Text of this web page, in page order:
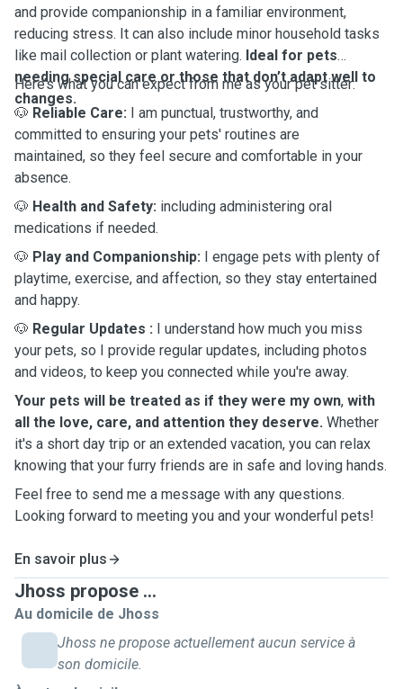
and provide companionship in a familiar environment,
reducing stress. It can also include minor household tasks
like mail collection or plant watering. Ideal for pets
needing special care or those that don’t adapt well to
changes.
Here’s what you can expect from me as your pet sitter:
🐶 Reliable Care: I am punctual, trustworthy, and
committed to ensuring your pets' routines are
maintained, so they feel secure and comfortable in your
absence.
🐶 Health and Safety:
medications if needed.
🐶 Play and Companionship: I engage pets with plenty of
playtime, exercise, and affection, so they stay entertained
and happy.
🐶 Regular Updates : I understand how much you miss
your pets, so I provide regular updates, including photos
and videos, to keep you connected while you're away.
Your pets will be treated as if they were my own, with
all the love, care, and attention they deserve. Whether
it's a short day trip or an extended vacation, you can relax
knowing that your furry friends are in safe and loving hands.
Feel free to send me a message with any questions.
Looking forward to meeting you and your wonderful pets!
En savoir plus
Jhoss propose ...
Au domicile de Jhoss
Jhoss ne propose actuellement aucun service à
son domicile.